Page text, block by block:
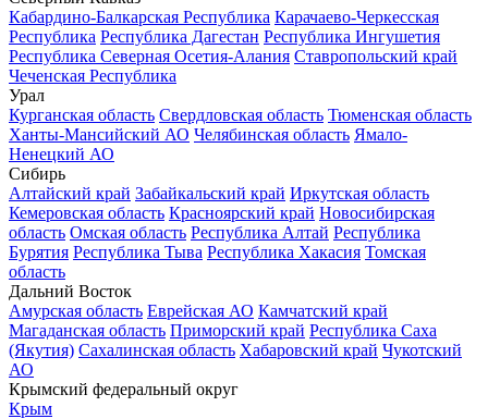
Кабардино-Балкарская Республика Карачаево-Черкесская
Республика Республика Дагестан Республика Ингушетия
Республика Северная Осетия-Алания Ставропольский край
Чеченская Республика
Урал
Курганская область Свердловская область Тюменская область
Ханты-Мансийский АО Челябинская область Ямало-
Ненецкий АО
Сибирь
Алтайский край Забайкальский край Иркутская область
Кемеровская область Красноярский край Новосибирская
область Омская область Республика Алтай Республика
Бурятия Республика Тыва Республика Хакасия Томская
область
Дальний Восток
Амурская область Еврейская АО Камчатский край
Магаданская область Приморский край Республика Саха
(Якутия) Сахалинская область Хабаровский край Чукотский
АО
Крымский федеральный округ
Крым